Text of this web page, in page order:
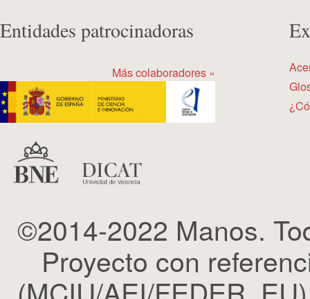
Entidades patrocinadoras
Más colaboradores »
©2014-2022 Manos.
Proyecto con